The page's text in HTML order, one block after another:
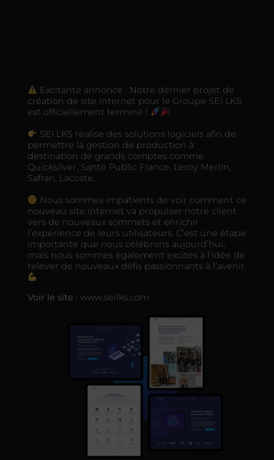
Excitante annonce : Notre dernier projet de
création de site internet pour le Groupe SEI LKS
est officiellement terminé !
SEI LKS réalise des solutions logiciels afin de
permettre la gestion de production à
destination de grands comptes comme
Quicksilver, Santé Public France, Leroy Merlin,
Safran, Lacoste…
Nous sommes impatients de voir comment ce
nouveau site internet va propulser notre client
vers de nouveaux sommets et enrichir
l’expérience de leurs utilisateurs. C’est une étape
importante que nous célébrons aujourd’hui,
mais nous sommes également excités à l’idée de
relever de nouveaux défis passionnants à l’avenir.
Voir le site : www.seilks.com